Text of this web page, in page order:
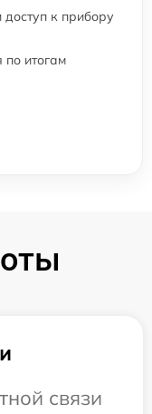
к прибору
по итогам
связи